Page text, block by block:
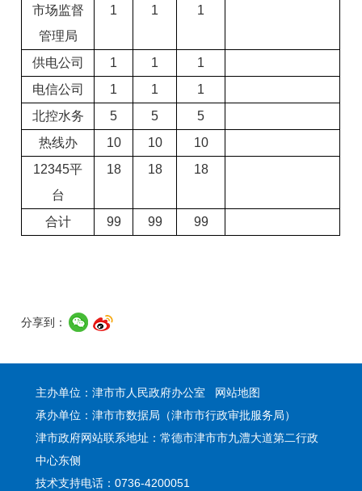
市场监督
管理局
1 1 1
供电公司 1 1
1
电信公司
1 1
1
北控水务
5 5
5
热线办
10 10
10
12345平
台
18 18 18
合计 99 99 99
分享到：
主办单位：津市市人民政府办公室 网站地图
承办单位：津市市数据局（津市市行政审批服务局）
津市政府网站联系地址：常德市津市市九澧大道第二行政
中心东侧
技术支持电话：0736-4200051